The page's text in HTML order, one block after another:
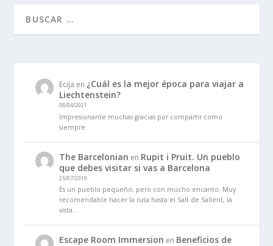
Ecija en ¿Cuál es la mejor época para viajar a
Liechtenstein?
08/04/2021
Impresionante muchas gracias por compartir como
siempre
The Barcelonian en Rupit i Pruit. Un pueblo
que debes visitar si vas a Barcelona
25/07/2019
Es un pueblo pequeño, pero con mucho encanto. Muy
recomendable hacer la ruta hasta el Salt de Sallent, la
vista…
Escape Room Immersion en Beneficios de